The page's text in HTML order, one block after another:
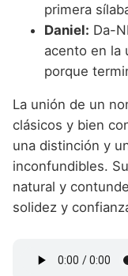
primera
Daniel: Da-
acento en la
porque
La unión de un
clásicos y bien
una distinción y
inconfundibles.
natural y
solidez y